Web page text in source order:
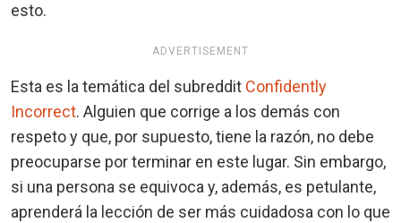
esto.
ADVERTISEMENT
Esta es la temática del subreddit Confidently
Incorrect. Alguien que corrige a los demás con
respeto y que, por supuesto, tiene la razón, no debe
preocuparse por terminar en este lugar. Sin embargo,
si una persona se equivoca y, además, es petulante,
aprenderá la lección de ser más cuidadosa con lo que